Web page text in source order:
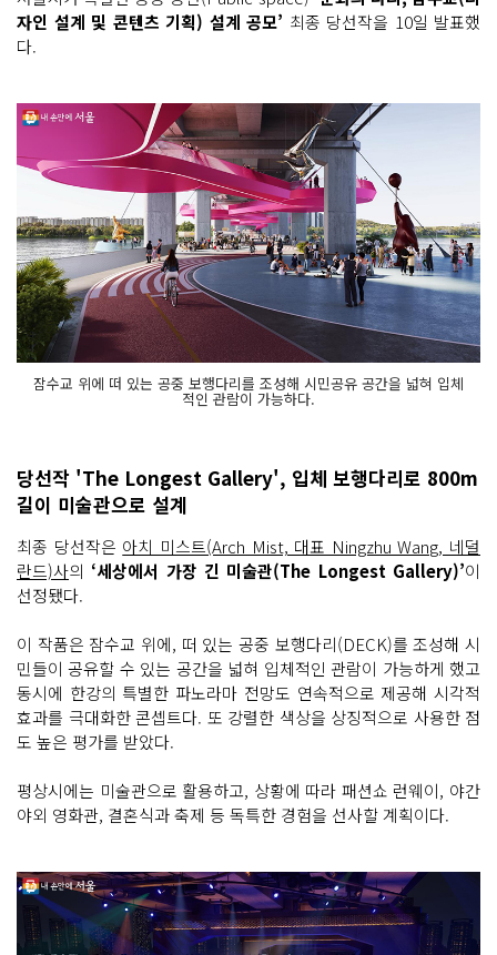
자인 설계 및 콘텐츠 기획) 설계 공모’ 최종 당선작을 10일 발표했
다.
잠수교 위에 떠 있는 공중 보행다리를 조성해 시민공유 공간을 넓혀 입체
적인 관람이 가능하다.
당선작 'The Longest Gallery', 입체 보행다리로 800m
길이 미술관으로 설계
최종 당선작은 아치 미스트(Arch Mist, 대표 Ningzhu Wang, 네덜
란드)사의 ‘세상에서 가장 긴 미술관(The Longest Gallery)’이
선정됐다.
이 작품은 잠수교 위에, 떠 있는 공중 보행다리(DECK)를 조성해 시
민들이 공유할 수 있는 공간을 넓혀 입체적인 관람이 가능하게 했고
동시에 한강의 특별한 파노라마 전망도 연속적으로 제공해 시각적
효과를 극대화한 콘셉트다. 또 강렬한 색상을 상징적으로 사용한 점
도 높은 평가를 받았다.
평상시에는 미술관으로 활용하고, 상황에 따라 패션쇼 런웨이, 야간
야외 영화관, 결혼식과 축제 등 독특한 경험을 선사할 계획이다.